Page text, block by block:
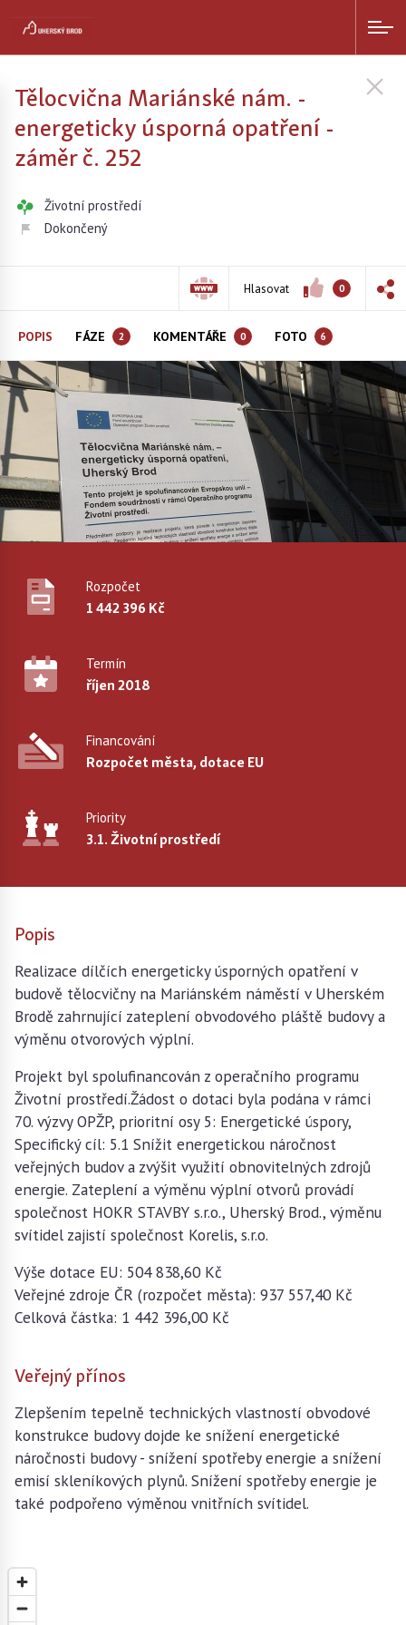
Tělocvična Mariánské nám. -
energeticky úsporná opatření -
záměr č. 252
Životní prostředí
Dokončený
Hlasovat 0
POPIS FÁZE 2 KOMENTÁŘE 0 FOTO 6
Rozpočet
1 442 396 Kč
Termín
říjen 2018
Financování
Rozpočet města, dotace EU
Priority
3.1. Životní prostředí
Popis
Realizace dílčích energeticky úsporných opatření v
budově tělocvičny na Mariánském náměstí v Uherském
Brodě zahrnující zateplení obvodového pláště budovy a
výměnu otvorových výplní.
Projekt byl spolufinancován z operačního programu
Životní prostředí.Žádost o dotaci byla podána v rámci
70. výzvy OPŽP, prioritní osy 5: Energetické úspory,
Specifický cíl: 5.1 Snížit energetickou náročnost
veřejných budov a zvýšit využití obnovitelných zdrojů
energie. Zateplení a výměnu výplní otvorů provádí
společnost HOKR STAVBY s.r.o., Uherský Brod., výměnu
svítidel zajistí společnost Korelis, s.r.o.
Výše dotace EU: 504 838,60 Kč
Veřejné zdroje ČR (rozpočet města): 937 557,40 Kč
Celková částka: 1 442 396,00 Kč
Veřejný přínos
Zlepšením tepelně technických vlastností obvodové
konstrukce budovy dojde ke snížení energetické
náročnosti budovy - snížení spotřeby energie a snížení
emisí skleníkových plynů. Snížení spotřeby energie je
také podpořeno výměnou vnitřních svítidel.